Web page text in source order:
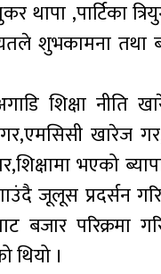
थापा ,पार्टिका
शुभकामना तथा
शिक्षा नीति
खारेज
भएको
जूलूस प्रदर्सन
बजार परिक्रमा
थियो ।